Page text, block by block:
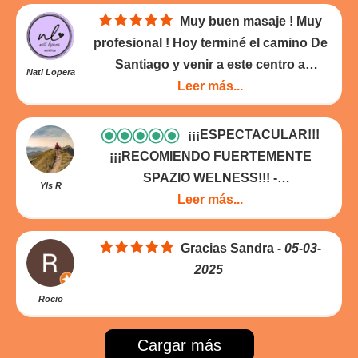
2025
Nati Lopera
profesional ! Hoy terminé el camino De
Santiago y venir a este centro a
realizarme un masaje fue la mejor
decisión para culminar bien mi camino.
Excelente ubicación , al frente de la
catedral . Lugar limpio , música suave
perfecta. Mil gracias . Cuando vuelva a
hacer el camino seguro repito !
Leer más...
Yls R
¡¡¡ESPECTACULAR!!!
¡¡¡RECOMIENDO FUERTEMENTE
SPAZIO WELNESS!!!
¡¡¡ESPECTACULAR!!! Es un ambiente
acogedor, con un equipo altamente
cualificado y capacitado para aportar
bienestar y relax inmediato a su clientela.
MUCHAS GRACIAS Omar por el drenaje
linfático que me alivió el dolor; ¡Y a José,
Leer más...
Rocio
Gracias Sandra - 05-03-
2025
Cargar más